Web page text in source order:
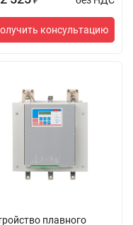
консультацию
плавного